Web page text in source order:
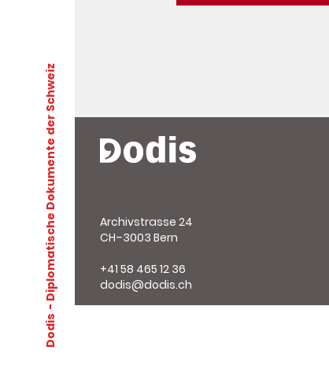
Dodis
- Diplomatische Dokumente der Schweiz
Archivstrasse 24
CH–3003 Bern
+41 58 465 12 36
dodis@dodis.ch